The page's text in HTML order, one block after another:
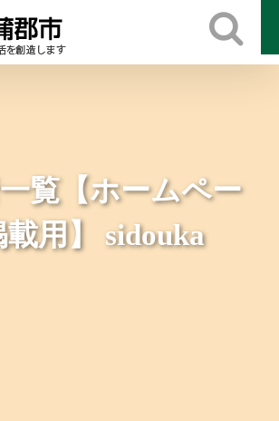
覧【ホームペー
載用】 sidouka